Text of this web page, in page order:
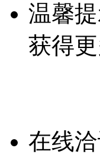
温馨
获得
在线洽